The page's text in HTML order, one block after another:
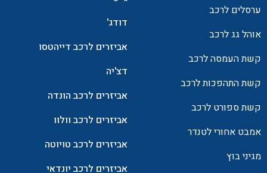
ערסלים לרכב
אוהל גג לרכב
קשת העמסה לרכב
קשת התהפכות לרכב
קשת ספורט לרכב
אמבט אחורי לטנדר
מגיני בוץ
דודג'
אביזרים לרכב דייהטסו
דצ'יה
אביזרים לרכב הונדה
אביזרים לרכב וולוו
אביזרים לרכב טויוטה
אביזרים לרכב יונדאי